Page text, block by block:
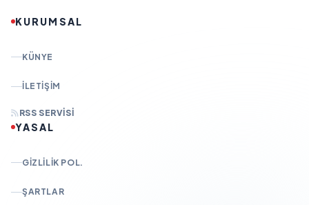
KURUMSAL
KÜNYE
İLETIŞIM
RSS SERVISI
YASAL
GIZLILIK POL.
ŞARTLAR